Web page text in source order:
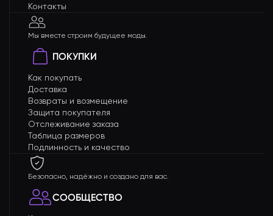
Контакты
Мы вместе строим будущее моды.
ПОКУПКИ
Как покупать
Доставка
Возвраты и возмещение
Защита покупателя
Отслеживание заказа
Таблица размеров
Подлинность и качество
Безопасно, надёжно и создано для вас.
СООБЩЕСТВО